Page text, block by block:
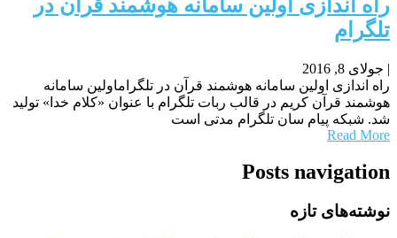
راه اندازی اولین سامانه هوشمند قرآن در
تلگرام
| جولای 8, 2016
راه اندازی اولین سامانه هوشمند قرآن در تلگراماولین سامانه
هوشمند قرآن کریم در قالب ربات تلگرام با عنوان «کلام خدا» تولید
شد. شبکه پیام سان تلگرام مدتی است
Read More
Posts navigation
نوشته‌های تازه